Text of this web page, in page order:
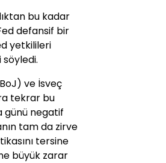
bu kadar
defansif bir
yetkilileri
ve İsveç
tekrar bu
günü negatif
tam da zirve
tersine
büyük zarar